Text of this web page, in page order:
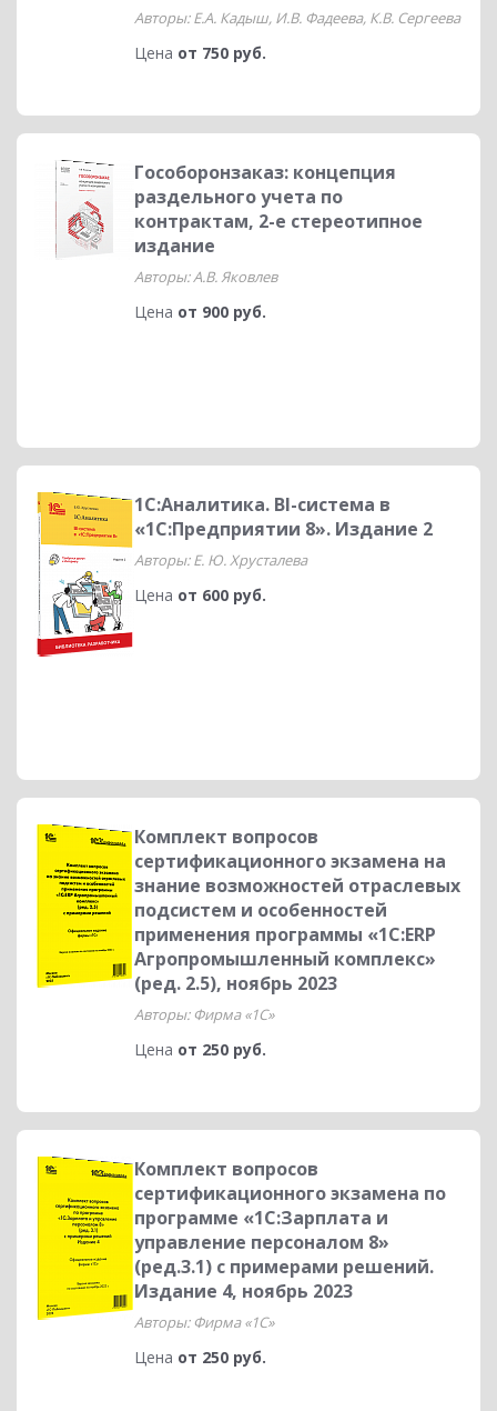
Авторы: Е.А. Кадыш, И.В. Фадеева, К.В. Сергеева
Цена от 750 руб.
Гособоронзаказ: концепция
раздельного учета по
контрактам, 2-е стереотипное
издание
Авторы: А.В. Яковлев
Цена от 900 руб.
1С:Аналитика. BI-система в
«1С:Предприятии 8». Издание 2
Авторы: Е. Ю. Хрусталева
Цена от 600 руб.
Комплект вопросов
сертификационного экзамена на
знание возможностей отраслевых
подсистем и особенностей
применения программы «1С:ERP
Агропромышленный комплекс»
(ред. 2.5), ноябрь 2023
Авторы: Фирма «1С»
Цена от 250 руб.
Комплект вопросов
сертификационного экзамена по
программе «1С:Зарплата и
управление персоналом 8»
(ред.3.1) с примерами решений.
Издание 4, ноябрь 2023
Авторы: Фирма «1С»
Цена от 250 руб.